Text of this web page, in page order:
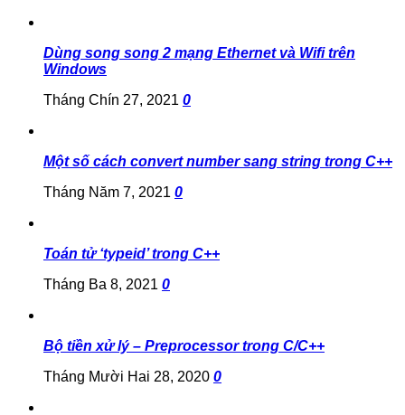
Dùng song song 2 mạng Ethernet và Wifi trên
Windows
Tháng Chín 27, 2021 0
Một số cách convert number sang string trong C++
Tháng Năm 7, 2021 0
Toán tử ‘typeid’ trong C++
Tháng Ba 8, 2021 0
Bộ tiền xử lý – Preprocessor trong C/C++
Tháng Mười Hai 28, 2020 0